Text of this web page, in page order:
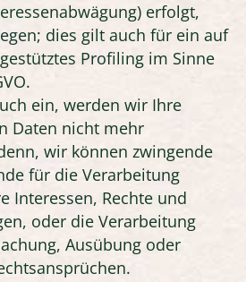
erfolgt,
dies gilt auch für ein auf
Profiling im Sinne
ein, werden wir Ihre
Daten nicht mehr
wir können zwingende
für die Verarbeitung
Interessen, Rechte und
oder die Verarbeitung
Ausübung oder